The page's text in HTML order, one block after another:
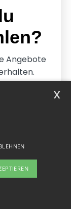
x
Angebote